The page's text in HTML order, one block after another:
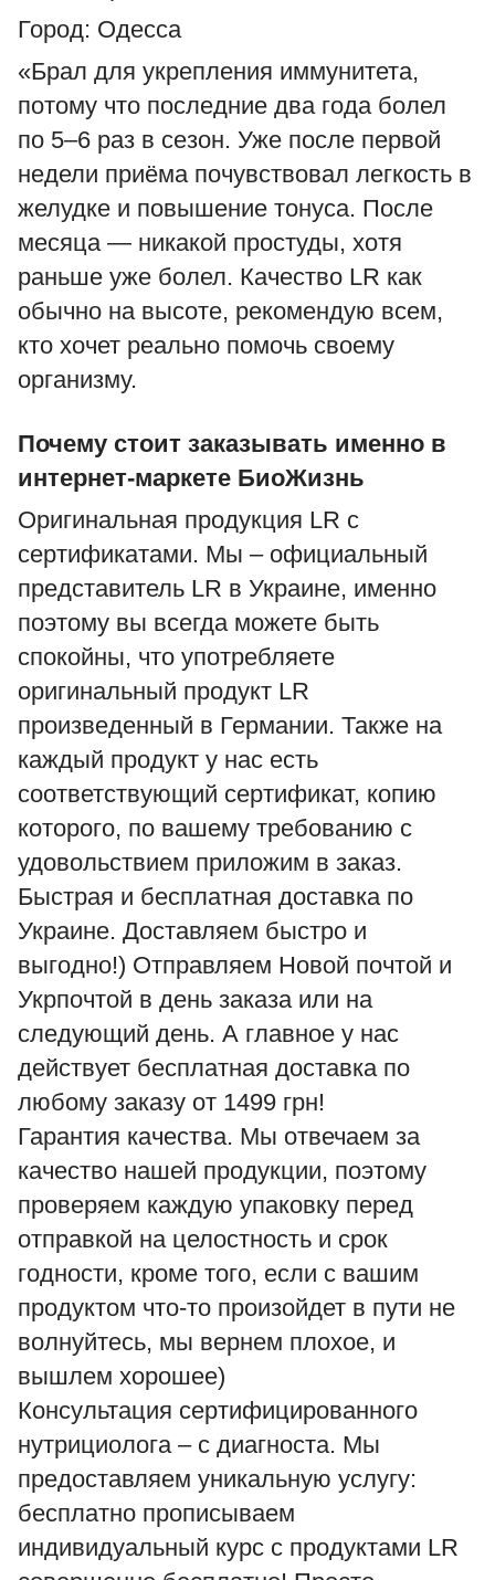
Город: Одесса
«Брал для укрепления иммунитета,
потому что последние два года болел
по 5–6 раз в сезон. Уже после первой
недели приёма почувствовал легкость в
желудке и повышение тонуса. После
месяца — никакой простуды, хотя
раньше уже болел. Качество LR как
обычно на высоте, рекомендую всем,
кто хочет реально помочь своему
организму.
Почему стоит заказывать именно в
интернет-маркете БиоЖизнь
Оригинальная продукция LR с
сертификатами. Мы – официальный
представитель LR в Украине, именно
поэтому вы всегда можете быть
спокойны, что употребляете
оригинальный продукт LR
произведенный в Германии. Также на
каждый продукт у нас есть
соответствующий сертификат, копию
которого, по вашему требованию с
удовольствием приложим в заказ.
Быстрая и бесплатная доставка по
Украине. Доставляем быстро и
выгодно!) Отправляем Новой почтой и
Укрпочтой в день заказа или на
следующий день. А главное у нас
действует бесплатная доставка по
любому заказу от 1499 грн!
Гарантия качества. Мы отвечаем за
качество нашей продукции, поэтому
проверяем каждую упаковку перед
отправкой на целостность и срок
годности, кроме того, если с вашим
продуктом что-то произойдет в пути не
волнуйтесь, мы вернем плохое, и
вышлем хорошее)
Консультация сертифицированного
нутрициолога – с диагноста. Мы
предоставляем уникальную услугу:
бесплатно прописываем
индивидуальный курс с продуктами LR